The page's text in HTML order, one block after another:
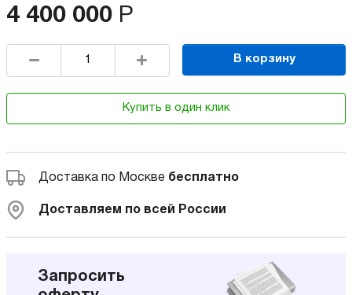
4 400 000 Р
В корзину
Купить в один клик
Доставка по Москве бесплатно
Доставляем по всей России
Запросить